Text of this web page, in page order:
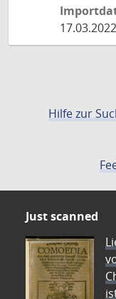
17.03.2022
Hilfe zur
Just scanned